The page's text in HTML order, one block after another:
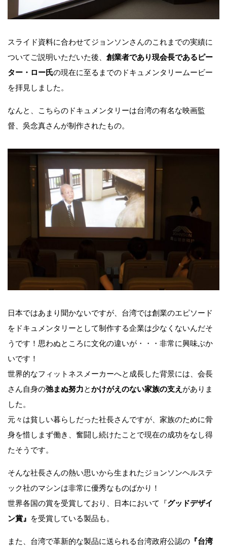
スライド資料に合わせてジョンソンさんのこれまでの実績に
ついてご説明いただいた後、 創業者であり現会長であるピー
ター・ロー氏の現在に至るまでのドキュメンタリームービー
を拝見しました。
なんと、こちらのドキュメンタリーは台湾の有名な映画監
督、吳念真さんが制作されたもの。
日本ではあまり聞かないですが、台湾では創業のエピソード
をドキュメンタリーとして制作する企業は少なくないんだそ
うです！思わぬところに文化の違いが・・・非常に興味ぶか
いです！
世界的なフィットネスメーカーへと成長した背景には、会長
さん自身の弛まぬ努力とかけがえのない家族の支え がありま
した。
元々は貧しい暮らしだった社長さんですが、家族のために骨
身を惜しまず働き、奮闘し続けたことで現在の成功をなし得
たそうです。
そんな社長さんの熱い思いから生まれたジョンソンヘルステ
ック社のマシンは非常に優秀なものばかり！
世界各国の賞を受賞しており、日本において『グッドデザイ
ン賞』 を受賞している製品も。
また、台湾で革新的な製品に送られる台湾政府公認の 『台湾